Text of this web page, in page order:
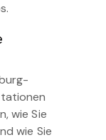
wie Sie
wie Sie